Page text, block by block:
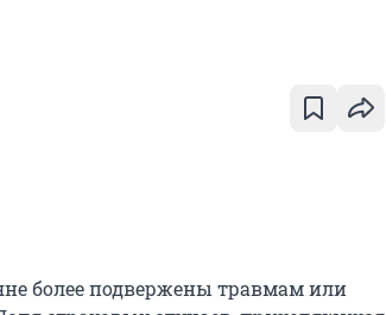
более подвержены травмам или